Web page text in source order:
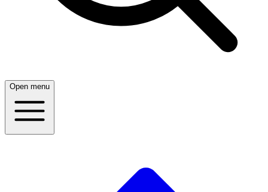
Open menu